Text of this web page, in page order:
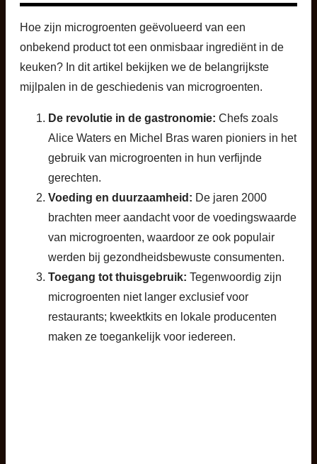
Hoe zijn microgroenten geëvolueerd van een
onbekend product tot een onmisbaar ingrediënt in de
keuken? In dit artikel bekijken we de belangrijkste
mijlpalen in de geschiedenis van microgroenten.
De revolutie in de gastronomie: Chefs zoals
Alice Waters en Michel Bras waren pioniers in het
gebruik van microgroenten in hun verfijnde
gerechten.
Voeding en duurzaamheid: De jaren 2000
brachten meer aandacht voor de voedingswaarde
van microgroenten, waardoor ze ook populair
werden bij gezondheidsbewuste consumenten.
Toegang tot thuisgebruik: Tegenwoordig zijn
microgroenten niet langer exclusief voor
restaurants; kweektkits en lokale producenten
maken ze toegankelijk voor iedereen.